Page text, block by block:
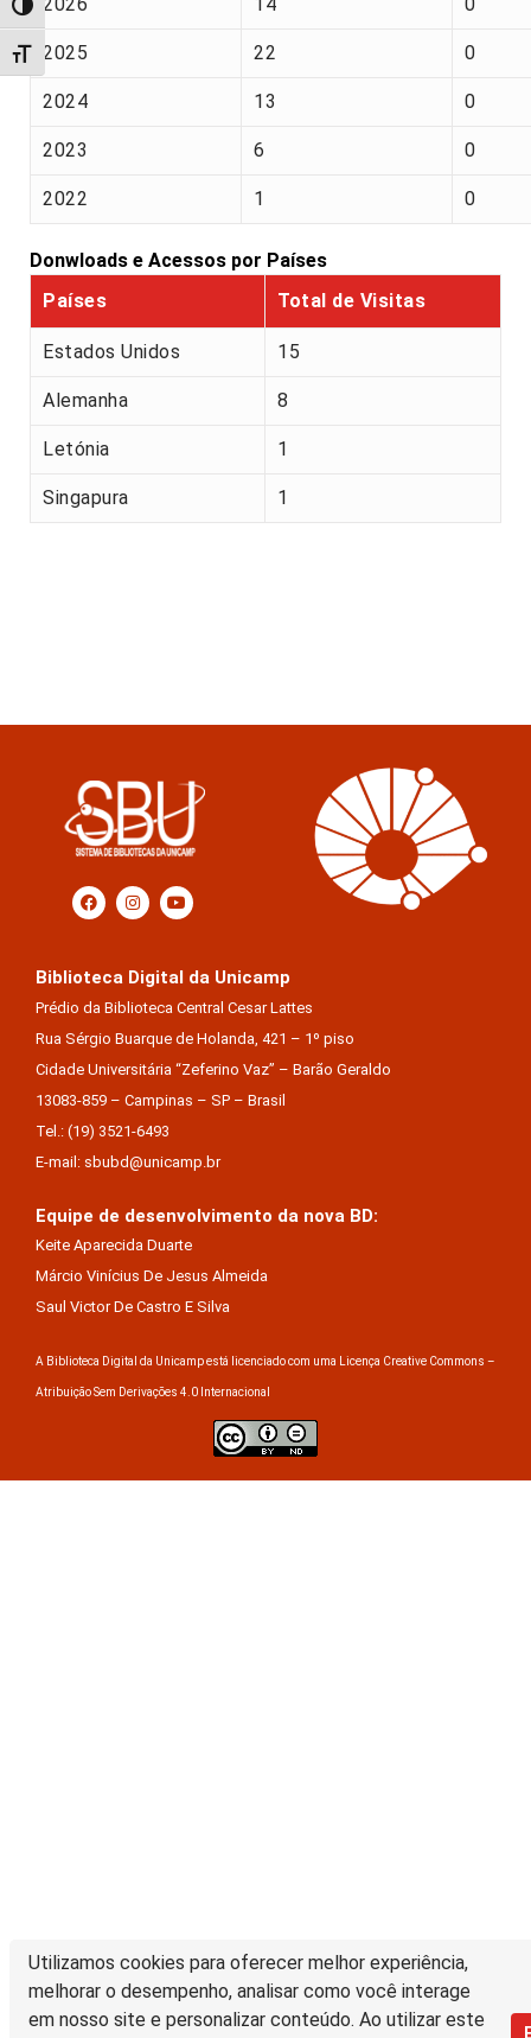
Utilizamos cookies para oferecer melhor experiência,
melhorar o desempenho, analisar como você interage
em nosso site e personalizar conteúdo. Ao utilizar este
Alternar alto contraste
Alternar tamanho da fonte
2026 14 0
2025 22 0
2024 13 0
2023 6 0
2022 1 0
Donwloads e Acessos por Países
Países
Total de Visitas
Estados Unidos 15
Alemanha 8
Letónia 1
Singapura 1
Biblioteca Digital da Unicamp
Prédio da Biblioteca Central Cesar Lattes
Rua Sérgio Buarque de Holanda, 421 – 1º piso
Cidade Universitária “Zeferino Vaz” – Barão Geraldo
13083-859 – Campinas – SP – Brasil
Tel.: (19) 3521-6493
E-mail: sbubd@unicamp.br
Equipe de desenvolvimento da nova BD:
Keite Aparecida Duarte
Márcio Vinícius De Jesus Almeida
Saul Victor De Castro E Silva
A Biblioteca Digital da Unicamp está licenciado com uma Licença Creative Commons –
Atribuição Sem Derivações 4.0 Internacional